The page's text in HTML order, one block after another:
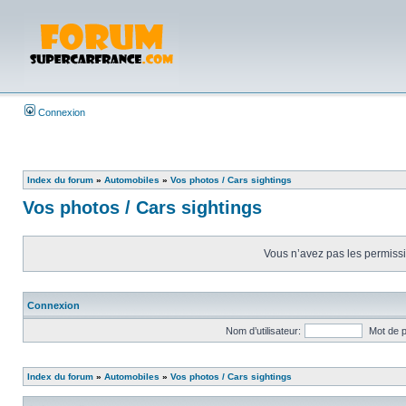
Connexion
Index du forum » Automobiles » Vos photos / Cars sightings
Vos photos / Cars sightings
Vous n’avez pas les
Connexion
Nom d’utilisateur: Mot de
Index du forum » Automobiles » Vos photos / Cars sightings